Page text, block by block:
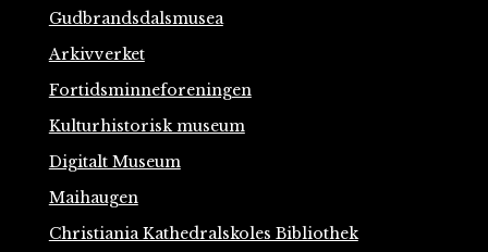
Gudbrandsdalsmusea
Arkivverket
Fortidsminneforeningen
Kulturhistorisk museum
Digitalt Museum
Maihaugen
Christiania Kathedralskoles Bibliothek